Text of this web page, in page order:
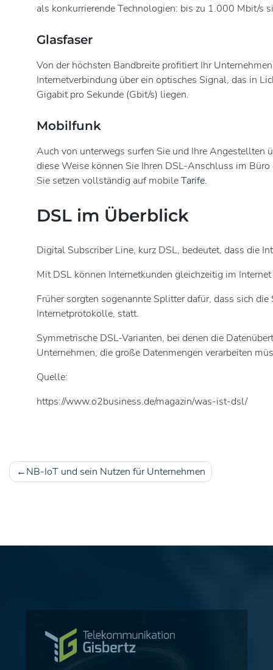
als konkurrierende Technologien: bis zu 1.000 Mbit/s
Glasfaser
Von der höchsten Bandbreite profitiert Ihr
Internetverbindung über ein optisches Signal, das in
Gigabit pro Sekunde (Gbit/s) liegen.
Mobilfunk
Auch von unterwegs surfen Sie und Ihre Angestellten
diese Weise können Sie Ihren DSL-Anschluss im
Sie setzen vollständig auf mobileTarife.
DSL im Überblick
Digital Subscriber Line, kurz DSL, bedeutet, dass die
Mit DSL können Internetkunden gleichzeitig im
Früher sorgten sogenannte Splitter dafür, dass sich
Internetprotokolle, statt.
Symmetrische DSL-Varianten, bei denen die
Unternehmen, die große Datenmengen verarbeiten
Quelle:
https://www.o2business.de/magazin/was-ist-dsl/
Beitragsnavigation
NB-IoT und sein Nutzen für Unternehmen